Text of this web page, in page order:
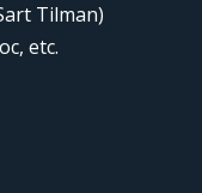
Tilman)
etc.